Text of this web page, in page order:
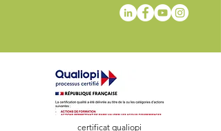
certificat qualiopi